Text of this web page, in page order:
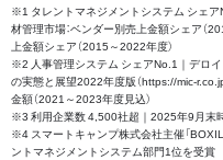
※1 タレントマネジメントシステム シェア
材管理市場：ベンダー別売上金額シェア（
上金額シェア（2015～2022年度）
※2 人事管理システム シェアNo.1｜デロ
の実態と展望2022年度版（https://mic-
金額（2021～2023年度見込）
※3 利用企業数 4,500社超｜2025年9月末
※4 スマートキャンプ株式会社主催「
ントマネジメントシステム部門1位を受賞